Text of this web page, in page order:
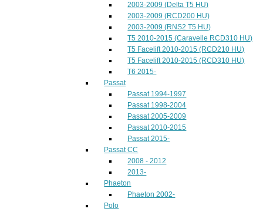
2003-2009 (Delta T5 HU)
2003-2009 (RCD200 HU)
2003-2009 (RNS2 T5 HU)
T5 2010-2015 (Caravelle RCD310 HU)
T5 Facelift 2010-2015 (RCD210 HU)
T5 Facelift 2010-2015 (RCD310 HU)
T6 2015-
Passat
Passat 1994-1997
Passat 1998-2004
Passat 2005-2009
Passat 2010-2015
Passat 2015-
Passat CC
2008 - 2012
2013-
Phaeton
Phaeton 2002-
Polo